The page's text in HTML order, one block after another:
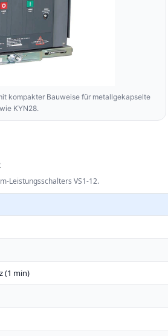
kompakter Bauweise für metallgekapselte
KYN28.
Leistungsschalters VS1-12.
(1 min)